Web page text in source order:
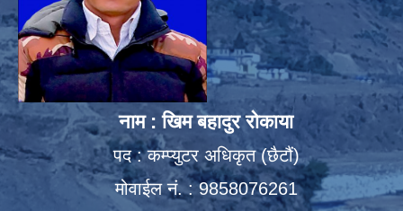
नाम : खिम बहादुर रोकाया
पद : कम्प्युटर अधिकृत (छैटौं)
मोवाईल नं. : 9858076261